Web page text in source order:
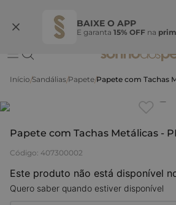
BAIXE O APP
E garanta 15% OFF na
Ganhe 10% OFF na coleção utilizando o
Sandálias Papete Papete com Tachas
Papete com Tachas Metálicas -
Código: 407300002
Este produto não está disponível
Quero saber quando estiver disponível